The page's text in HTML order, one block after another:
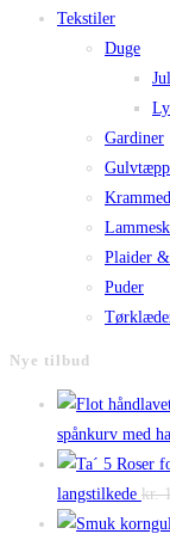
Tekstiler
Duge
Gardiner
Plaider
Puder
Nye tilbud
spånkurv med
langstilkede kr.